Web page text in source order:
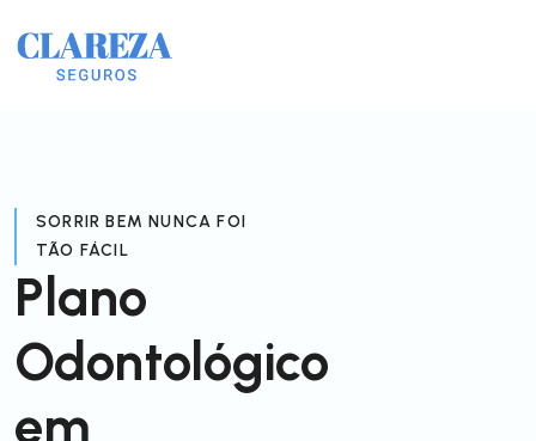
SORRIR BEM NUNCA FOI
TÃO FÁCIL
Plano
Odontológico
em